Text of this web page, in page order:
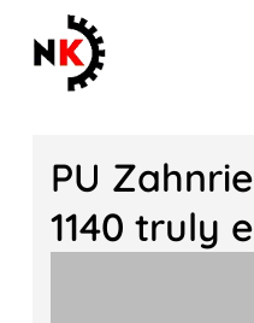
PU
1140 truly